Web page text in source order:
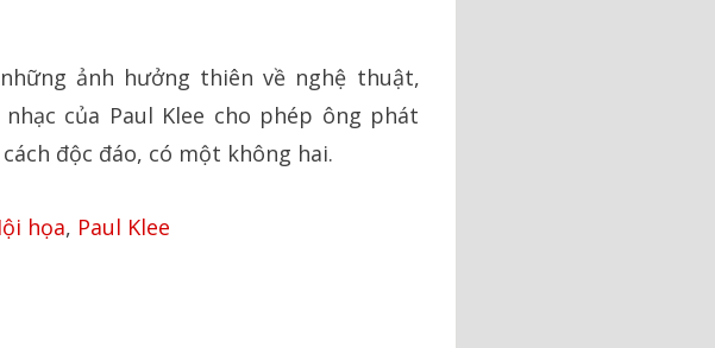
ảnh hưởng thiên về nghệ thuật,
của Paul Klee cho phép ông phát
độc đáo, có một không hai.
họa, Paul Klee